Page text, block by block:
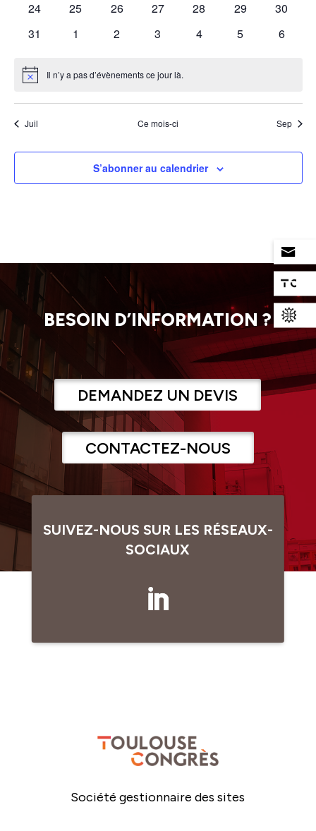
0
24
0
25
0
26
0
27
0
28
0
29
0
30
0
31
0
1
0
2
0
3
0
4
0
5
0
6
Notice Il n’y a pas d’évènements ce jour là.
Juil Ce mois-ci Sep
S’abonner au calendrier
BESOIN D’INFORMATION ?
DEMANDEZ UN DEVIS
CONTACTEZ-NOUS
SUIVEZ-NOUS SUR LES RÉSEAUX-
SOCIAUX
Société gestionnaire des sites